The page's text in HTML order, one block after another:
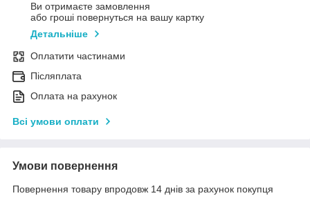
Ви отримаєте замовлення
або гроші повернуться на вашу картку
Детальніше
Оплатити частинами
Післяплата
Оплата на рахунок
Всі умови оплати
Умови повернення
Повернення товару впродовж 14 днів за рахунок покупця